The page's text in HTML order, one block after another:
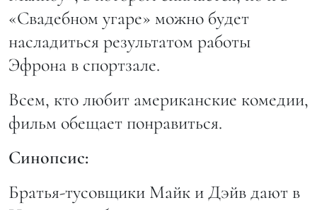
«Свадебном угаре» можно будет
насладиться результатом работы
Эфрона в спортзале.
Всем, кто любит американские комедии,
фильм обещает понравиться.
Синопсис:
Братья-тусовщики Майк и Дэйв дают в